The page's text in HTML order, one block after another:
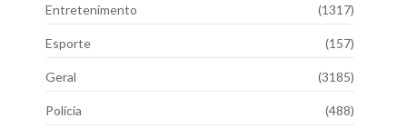
Entretenimento (1317)
Esporte (157)
Geral (3185)
Polícia (488)